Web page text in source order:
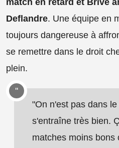
Deflandre. Une équipe en
toujours dangereuse à
se remettre dans le droit
plein.
"On n'est pas dans
s'entraîne très bien.
matches moins bons